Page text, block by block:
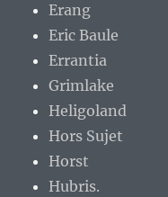
Erang
Eric Baule
Errantia
Grimlake
Heligoland
Hors Sujet
Horst
Hubris.